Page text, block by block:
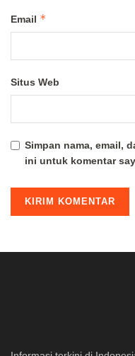
Email *
Situs Web
Simpan nama, email,
ini untuk komentar